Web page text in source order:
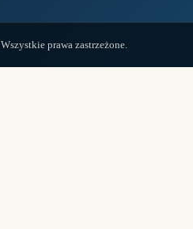
. Wszystkie prawa zastrzeżone.